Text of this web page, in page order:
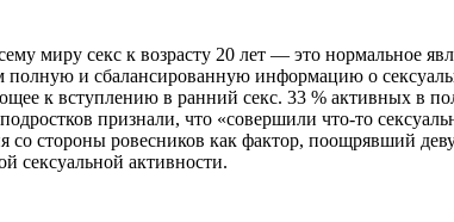
миру секс к возрасту 20 лет — это нормальное
и сбалансированную информацию о
к вступлению в ранний секс. 33 % активных в
признали, что «совершили что-то
со стороны ровесников как фактор, поощрявший
сексуальной активности.